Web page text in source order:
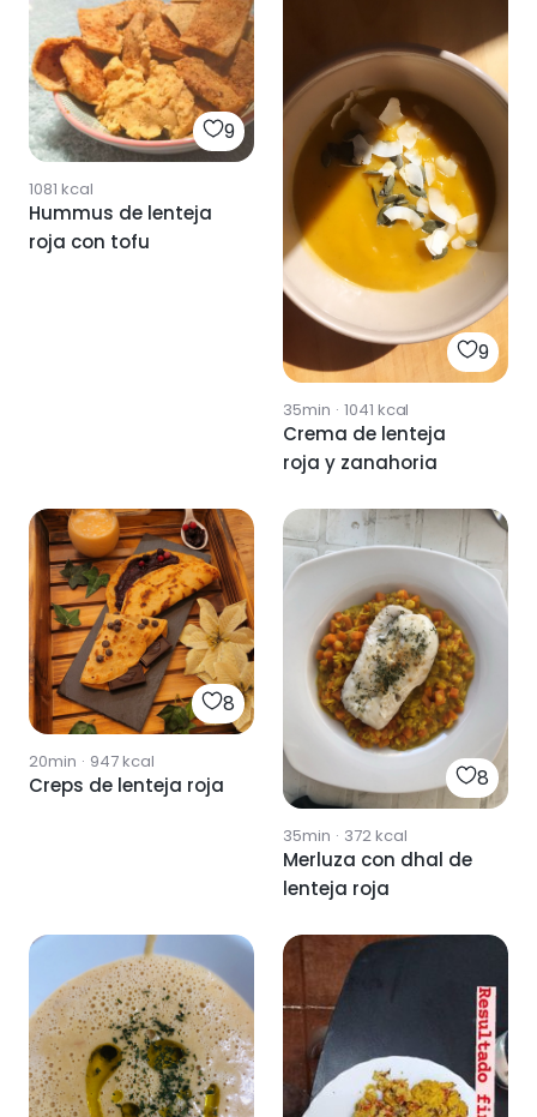
9
1081 kcal
Hummus de lenteja
roja con tofu
9
35min · 1041 kcal
Crema de lenteja
roja y zanahoria
8
20min · 947kcal
Creps de lenteja roja 8
35min · 372kcal
Merluza con dhal de
lenteja roja